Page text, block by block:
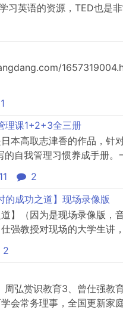
习英语的资源，TED也是
以根据自己当前英语的程
初级学员的一个进入TED的
1
理课1+2+3全三册
本高取志津香的作品，针
自我管理习惯养成手册。
，专治各种孩子“各种不服
看：忍住！别插手！让孩
的自我...
2
的成功之道】现场录像版
】（因为是现场录像版，
强教授对现场的大学生讲
，要做到“人和”必须真正
在致力研究的。胡雪岩作
如让人...
2
弘赏识教育3、曾仕强教
会常务理事，全国更新家